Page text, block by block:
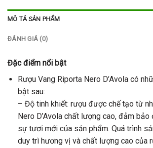
MÔ TẢ SẢN PHẨM
ĐÁNH GIÁ (0)
Đặc điểm nổi bật
Rượu Vang Riporta Nero D’Avola có
bật sau:
– Độ tinh khiết: rượu được chế tạo từ
Nero D’Avola chất lượng cao, đảm
sự tươi mới của sản phẩm. Quá trình
duy trì hương vị và chất lượng cao của